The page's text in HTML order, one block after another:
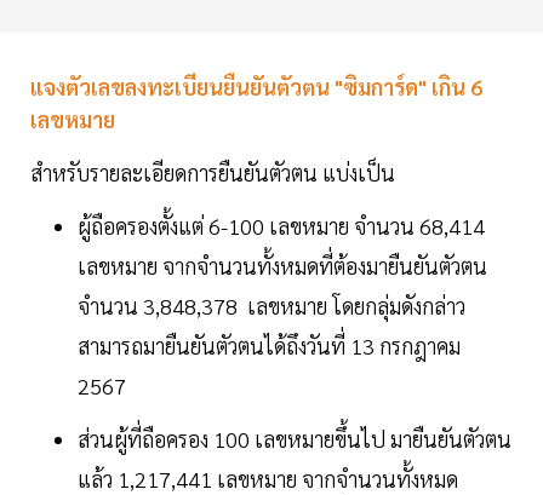
แจงตัวเลขลงทะเบียนยืนยันตัวตน "ซิมการ์ด" เกิน 6
เลขหมาย
สำหรับรายละเอียดการยืนยันตัวตน แบ่งเป็น
ผู้ถือครองตั้งแต่ 6-100 เลขหมาย จำนวน 68,414
เลขหมาย จากจำนวนทั้งหมดที่ต้องมายืนยันตัวตน
จำนวน 3,848,378 เลขหมาย โดยกลุ่มดังกล่าว
สามารถมายืนยันตัวตนได้ถึงวันที่ 13 กรกฎาคม
2567
ส่วนผู้ที่ถือครอง 100 เลขหมายขึ้นไป มายืนยันตัวตน
แล้ว 1,217,441 เลขหมาย จากจำนวนทั้งหมด